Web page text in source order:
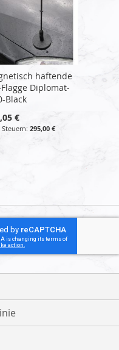
haftende
Diplomat-
Black
€
295,00 €